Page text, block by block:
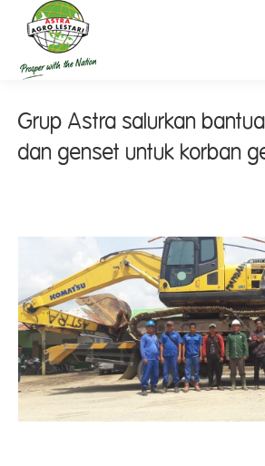
Grup Astra salurkan
dan genset untuk korban